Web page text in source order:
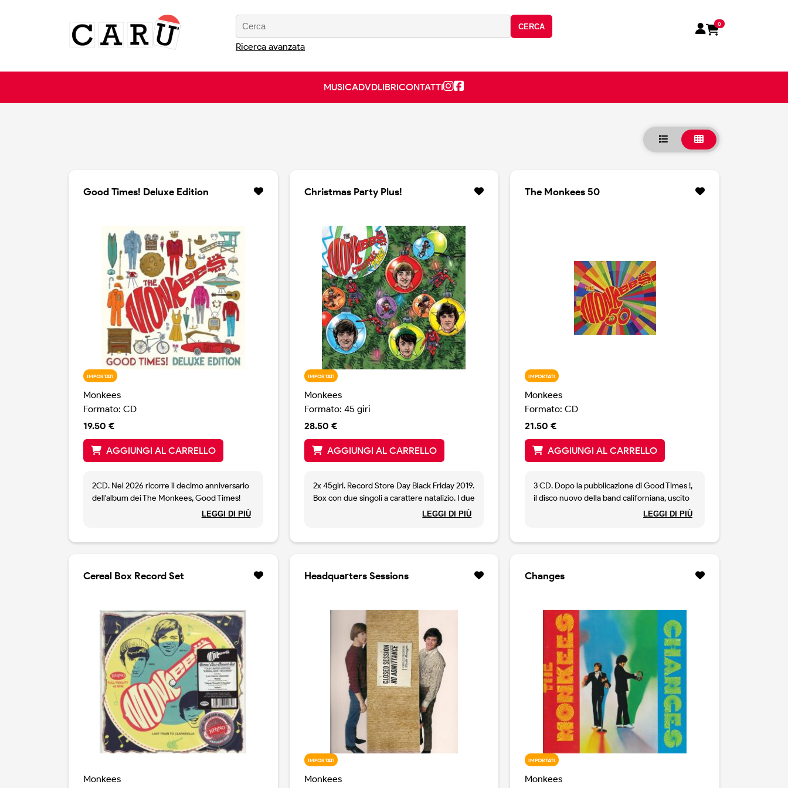
CERCA
Ricerca avanzata
0
MUSICADVDLIBRICONTATTI
Good Times! Deluxe Edition
IMPORTATI
Monkees
Formato: CD
19.50 €
AGGIUNGI AL CARRELLO
2CD. Nel 2026 ricorre il decimo anniversario
dell'album dei The Monkees, Good Times!
Originariamente registrato per
registrazioni dei membri dei Monkees Micky
composizioni di artisti del calibro di Ben
Gibbard e Andy Partridge insieme a vecchie
composizioni di collaboratori regolari dei
Monkees come Harry Nillson e Neil Diamond.
Per il decimo anniversario dell’album e il 60 °
anniversario dei Monkees, arriva questo
doppio CD con tracce bonus inedite e
strumentali dell’album originale.
LEGGI DI PIÙ
Christmas Party Plus!
IMPORTATI
Monkees
Formato: 45 giri
28.50 €
AGGIUNGI AL CARRELLO
2x 45giri. Record Store Day Black Friday 2019.
Box con due singoli a carattere natalizio. I due
singoli sono colorati ( uno rosso ed uno
LEGGI DI PIÙ
The Monkees 50
IMPORTATI
Monkees
Formato: CD
21.50 €
AGGIUNGI AL CARRELLO
3 CD. Dopo la pubblicazione di Good Times !,
il disco nuovo della band californiana, uscito
lo scorso mese di Giugno, la Rhino mette sul
registrazioni dal vivo, brani rari ed altre
leccornie. Per chi non ha nulla della band
qualcosa, ma nulla di così esaustivo.
LEGGI DI PIÙ
Cereal Box Record Set
Monkees
Headquarters Sessions
IMPORTATI
Monkees
Changes
IMPORTATI
Monkees